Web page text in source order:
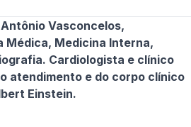
Vasconcelos,
Médica, Medicina Interna,
Cardiologista e clínico
atendimento e do corpo clínico
Einstein.